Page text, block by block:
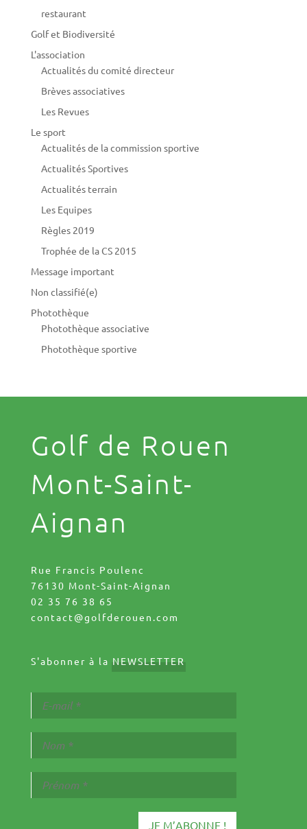
restaurant
Golf et Biodiversité
L'association
Actualités du comité directeur
Brèves associatives
Les Revues
Le sport
Actualités de la commission sportive
Actualités Sportives
Actualités terrain
Les Equipes
Règles 2019
Trophée de la CS 2015
Message important
Non classifié(e)
Photothèque
Photothèque associative
Photothèque sportive
Golf de Rouen
Mont-Saint-
Aignan
Rue Francis Poulenc
76130 Mont-Saint-Aignan
02 35 76 38 65
contact@golfderouen.com
S'abonner à la NEWSLETTER